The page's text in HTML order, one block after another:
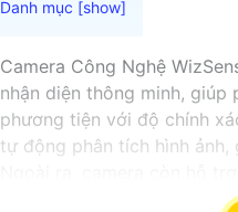
Camera Công Nghệ
nhận diện thông minh, giúp
phương tiện với độ chính
tự động phân tích hình ảnh,
kiện ánh sáng yếu nhờ